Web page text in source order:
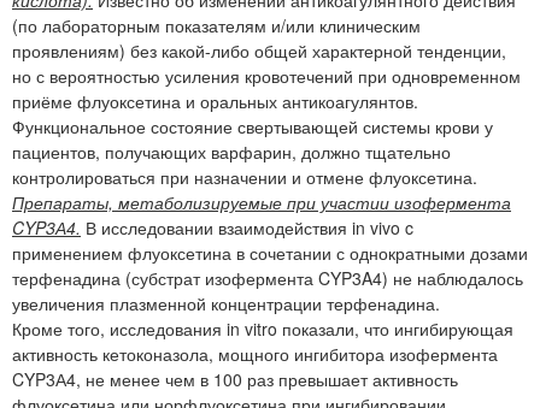
(по лабораторным показателям и/или клиническим
проявлениям) без какой-либо общей характерной тенденции,
но с вероятностью усиления кровотечений при одновременном
приёме флуоксетина и оральных антикоагулянтов.
Функциональное состояние свертывающей системы крови у
пациентов, получающих варфарин, должно тщательно
контролироваться при назначении и отмене флуоксетина.
Препараты, метаболизируемые при участии изофермента
CYP3А4. В исследовании взаимодействия in vivo c
применением флуоксетина в сочетании с однократными дозами
терфенадина (субстрат изофермента CYP3A4) не наблюдалось
увеличения плазменной концентрации терфенадина.
Кроме того, исследования in vitro показали, что ингибирующая
активность кетоконазола, мощного ингибитора изофермента
CYP3А4, не менее чем в 100 раз превышает активность